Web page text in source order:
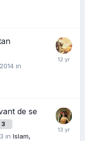
in
de se
3
in Islam,